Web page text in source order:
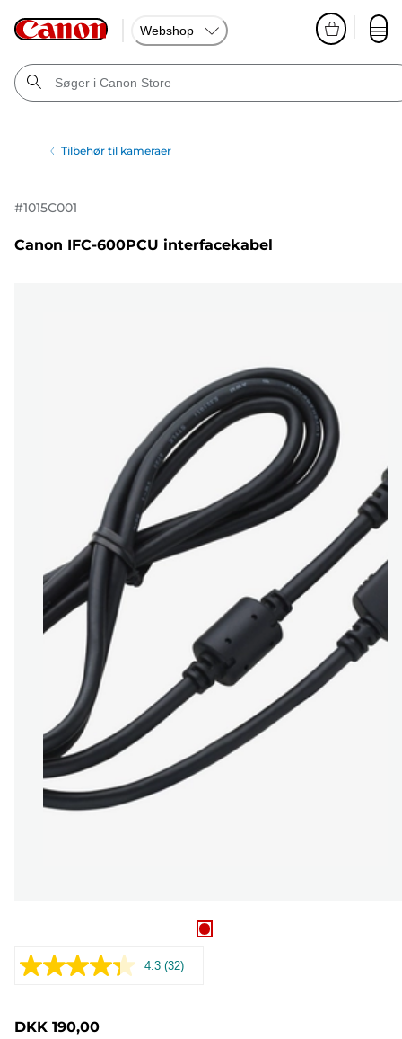
Webshop
Tilbehør til kameraer
#1015C001
Canon IFC-600PCU interfacekabel
4.3 Læs
(32)
DKK 190,00